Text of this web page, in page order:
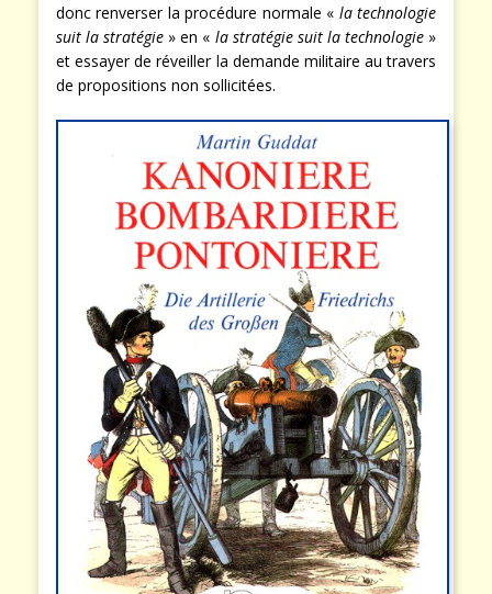
sensibles. Au lieu d’espérer une aide, l’industrie doit
donc renverser la procédure normale «la technologie
suit la stratégie» en « la stratégie suit la technologie»
et essayer de réveiller la demande militaire au travers